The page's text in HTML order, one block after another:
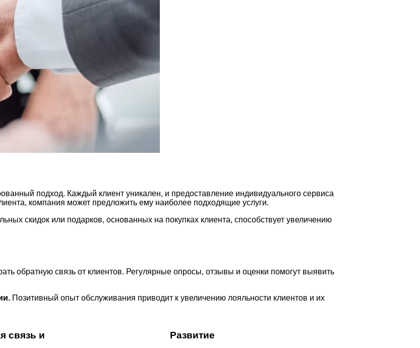
подход. Каждый клиент уникален, и предоставление индивидуального сервиса
компания может предложить ему наиболее подходящие услуги.
скидок или подарков, основанных на покупках клиента, способствует увеличению
обратную связь от клиентов. Регулярные опросы, отзывы и оценки помогут выявить
Позитивный опыт обслуживания приводит к увеличению лояльности клиентов и их
связь и Развитие